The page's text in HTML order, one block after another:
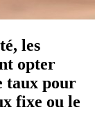
les
opter
taux pour
fixe ou le